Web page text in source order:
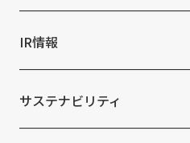
パブリック空間
ビジネス空間
イベント空間
文化空間
会社概要
拠点・グループ会社
オフィス紹介
IR情報
株主・投資家の皆さまへ
中期経営計画
サステナビリティ